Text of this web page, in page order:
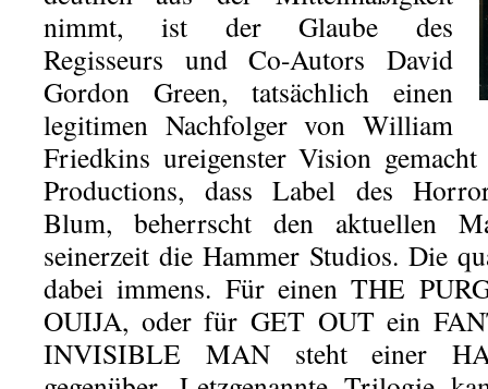
nimmt, ist der Glaube des
Regisseurs und Co-Autors David
Gordon Green, tatsächlich einen
legitimen Nachfolger von William
Friedkins ureigenster Vision
Productions, dass Label des
Blum, beherrscht den aktuellen
seinerzeit die Hammer Studios. Die
dabei immens. Für einen THE
OUIJA, oder für GET OUT ein
INVISIBLE MAN steht einer